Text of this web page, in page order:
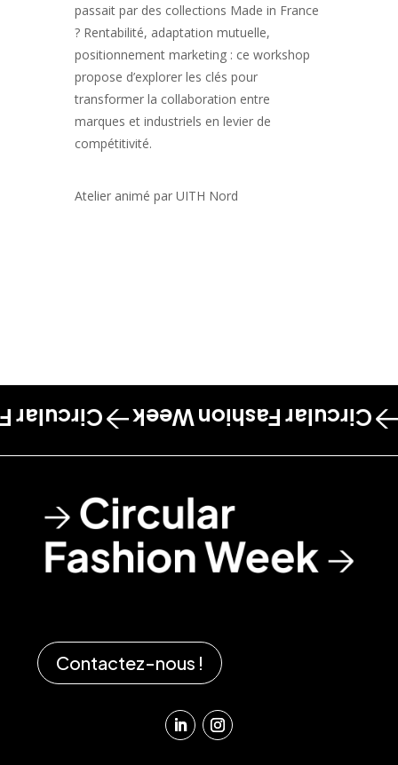
passait par des collections Made in France
? Rentabilité, adaptation mutuelle,
positionnement marketing : ce workshop
propose d’explorer les clés pour
transformer la collaboration entre
marques et industriels en levier de
compétitivité.
Atelier animé par UITH Nord
Circular Fashion Week
Week
Contactez-nous !